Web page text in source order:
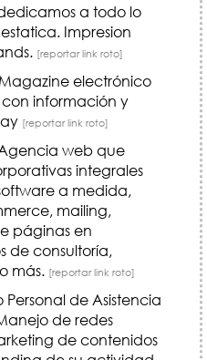
a todo lo
Impresion
[reportar link roto]
electrónico
información y
[reportar link roto]
web que
integrales
a medida,
mailing,
páginas en
de consultoría,
más. [reportar link roto]
Personal de Asistencia
de redes
de contenidos